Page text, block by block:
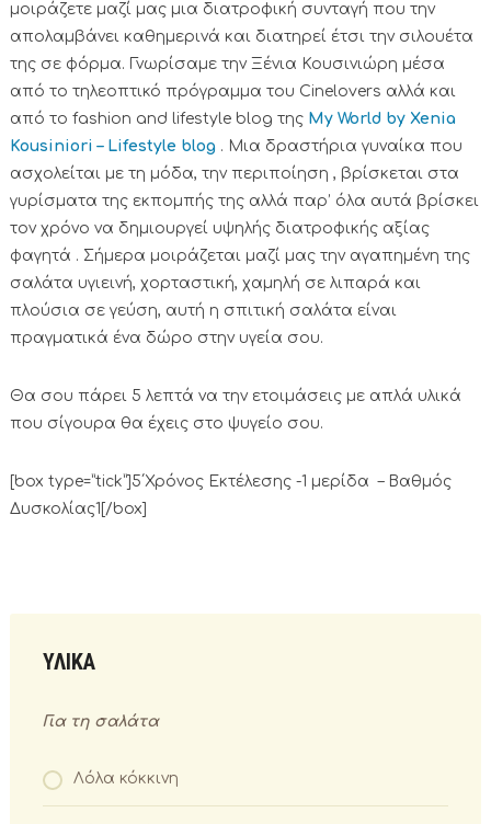
μοιράζετε μαζί μας μια διατροφική συνταγή που την
απολαμβάνει καθημερινά και διατηρεί έτσι την σιλουέτα
της σε φόρμα. Γνωρίσαμε την Ξένια Κουσινιώρη μέσα
από το τηλεοπτικό πρόγραμμα του Cinelovers αλλά και
από το fashion and lifestyle blog της My World by Xenia
Kousiniori – Lifestyle blog . Μια δραστήρια γυναίκα που
ασχολείται με τη μόδα, την περιποίηση , βρίσκεται στα
γυρίσματα της εκπομπής της αλλά παρ’ όλα αυτά βρίσκει
τον χρόνο να δημιουργεί υψηλής διατροφικής αξίας
φαγητά . Σήμερα μοιράζεται μαζί μας την αγαπημένη της
σαλάτα υγιεινή, χορταστική, χαμηλή σε λιπαρά και
πλούσια σε γεύση, αυτή η σπιτική σαλάτα είναι
πραγματικά ένα δώρο στην υγεία σου.
Θα σου πάρει 5 λεπτά να την ετοιμάσεις με απλά υλικά
που σίγουρα θα έχεις στο ψυγείο σου.
[box type=”tick”]5΄Χρόνος Εκτέλεσης -1 μερίδα – Βαθμός
Δυσκολίας1[/box]
ΥΛΙΚΑ
Για τη σαλάτα
Λόλα κόκκινη